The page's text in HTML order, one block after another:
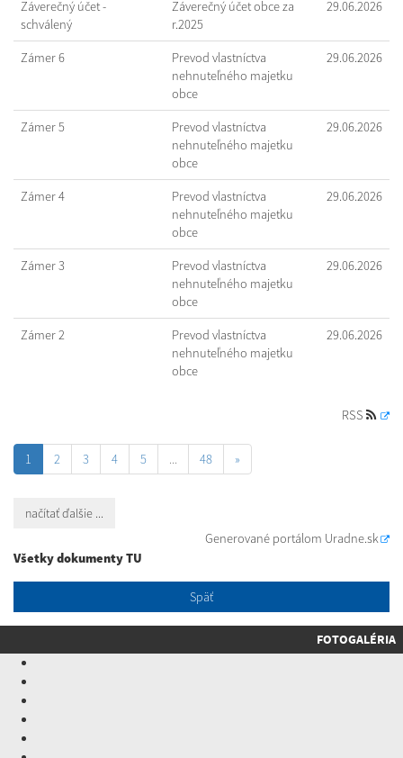
Záverečný účet -
schválený
Záverečný účet obce za
r.2025
29.06.2026
Zámer 6
Prevod vlastníctva
nehnuteľného majetku
obce
29.06.2026
Zámer 5
Prevod vlastníctva
nehnuteľného majetku
obce
29.06.2026
Zámer 4
Prevod vlastníctva
nehnuteľného majetku
obce
29.06.2026
Zámer 3
Prevod vlastníctva
nehnuteľného majetku
obce
29.06.2026
Zámer 2
Prevod vlastníctva
nehnuteľného majetku
obce
29.06.2026
RSS
1 2 3 4 5 ... 48 »
načítať ďalšie ...
Generované portálom Uradne.sk
Všetky dokumenty TU
Späť
FOTOGALÉRIA